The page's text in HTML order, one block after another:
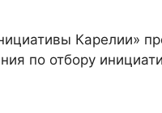
Карелии»
по отбору